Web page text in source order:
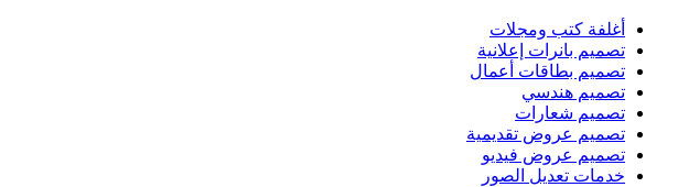
أغلفة كتب ومجلات
تصميم بانرات إعلانية
تصميم بطاقات أعمال
تصميم هندسي
تصميم شعارات
تصميم عروض تقديمية
تصميم عروض فيديو
خدمات تعديل الصور